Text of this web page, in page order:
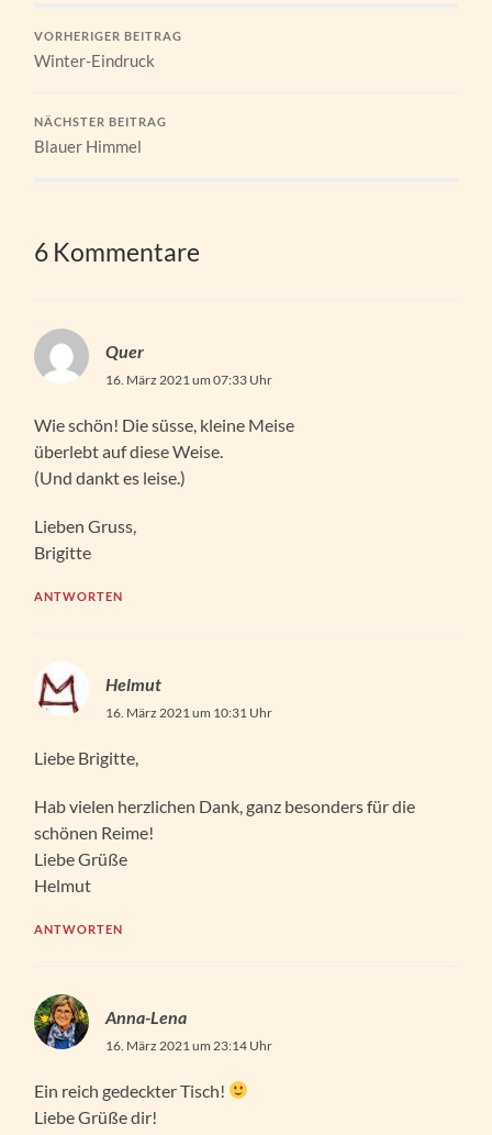
VORHERIGER BEITRAG
Winter-Eindruck
NÄCHSTER BEITRAG
Blauer Himmel
6 Kommentare
Quer
16. März 2021 um 07:33 Uhr
Wie schön! Die süsse, kleine Meise
überlebt auf diese Weise.
(Und dankt es leise.)
Lieben Gruss,
Brigitte
ANTWORTEN
Helmut
16. März 2021 um 10:31 Uhr
Liebe Brigitte,
Hab vielen herzlichen Dank, ganz besonders für die
schönen Reime!
Liebe Grüße
Helmut
ANTWORTEN
Anna-Lena
16. März 2021 um 23:14 Uhr
Ein reich gedeckter Tisch!
Liebe Grüße dir!